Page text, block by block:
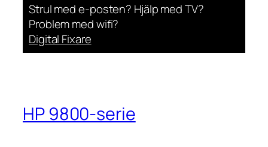
Strul med e-posten? Hjälp med TV?
Problem med wifi?
Digital Fixare
HP 9800-serie